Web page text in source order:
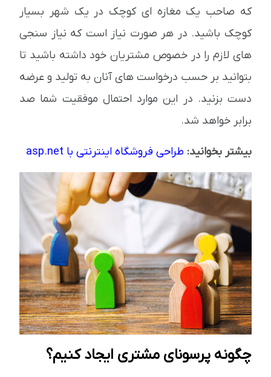
که صاحب یک مغازه ای کوچک در یک شهر بسیار
کوچک باشید. در هر صورت نیاز است که نیاز سنجی
های لازم را در خصوص مشتریان خود داشته باشید تا
بتوانید بر حسب درخواست های آنان به تولید و عرضه
دست بزنید. در این موارد احتمال موفقیت شما صد
برابر خواهد شد.
بیشتر بخوانید: طراحی فروشگاه اینترنتی با asp.net
چگونه پرسونای مشتری ایجاد کنیم؟